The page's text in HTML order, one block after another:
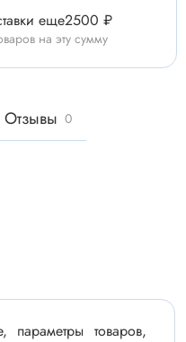
еще2500 ₽
на эту сумму
Отзывы 0
товаров,